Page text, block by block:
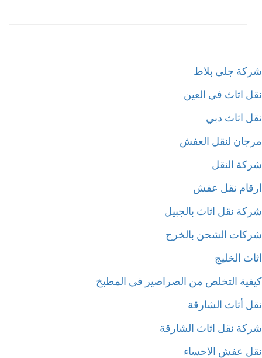
جلى بلاط
اثاث في العين
اثاث دبي
لنقل العفش
النقل
نقل عفش
نقل اثاث بالجبيل
الشحن بالخرج
الخليج
التخلص من الصراصير في المطبخ
أثاث الشارقة
نقل اثاث الشارقة
عفش الاحساء